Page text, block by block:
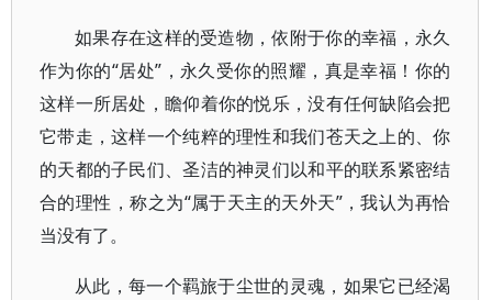
如果存在这样的受造物，依附于你的幸福，永久
作为你的“居处”，永久受你的照耀，真是幸福！你的
这样一所居处，瞻仰着你的悦乐，没有任何缺陷会把
它带走，这样一个纯粹的理性和我们苍天之上的、你
的天都的子民们、圣洁的神灵们以和平的联系紧密结
合的理性，称之为“属于天主的天外天”，我认为再恰
当没有了。
从此，每一个羁旅于尘世的灵魂，如果它已经渴